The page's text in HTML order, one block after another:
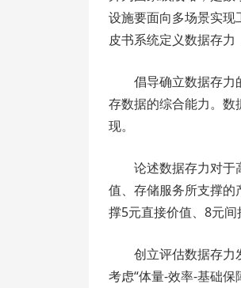
设施要面向多场景实现
皮书系统定义数据存力
倡导确立数据存力
存数据的综合能力。
现。
论述数据存力对于
值、存储服务所支撑
撑5元直接价值、8元间
创立评估数据存力
考虑“体量-效率-基础